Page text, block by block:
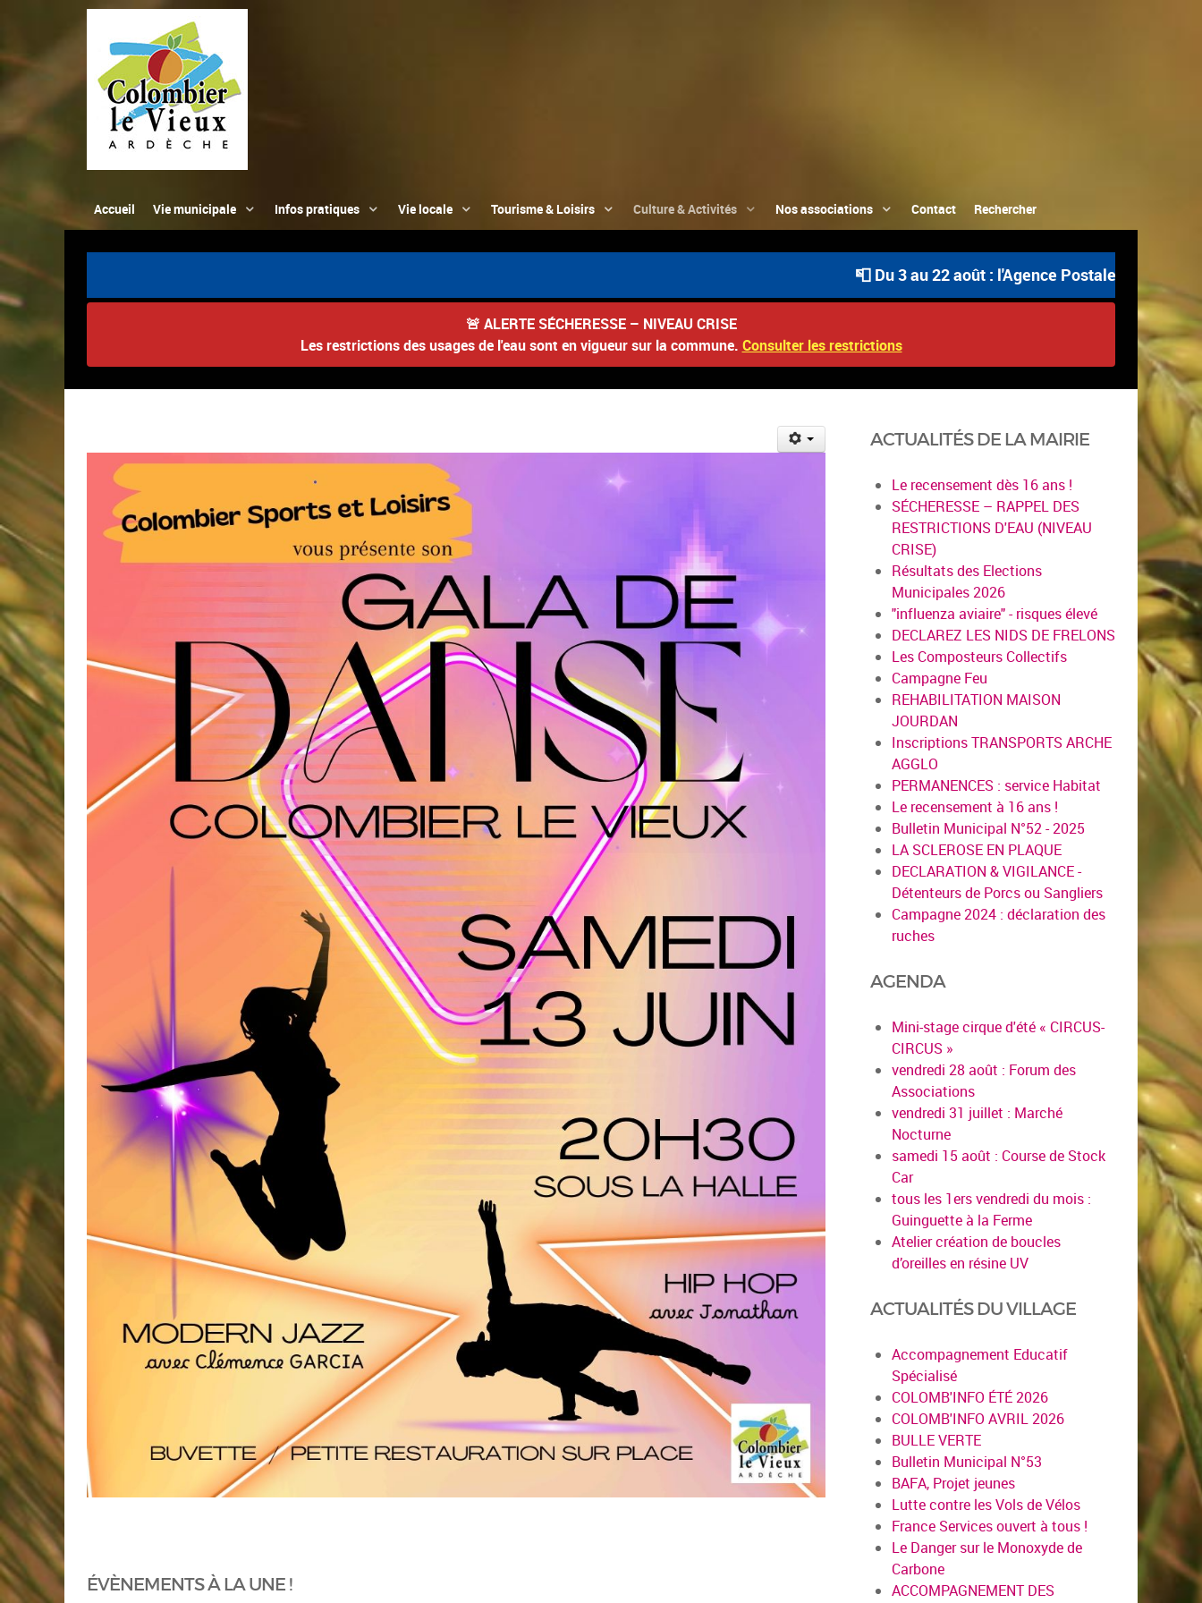
Accueil Vie municipale Infos pratiques Vie locale Tourisme & Loisirs Culture & Activités Nos associations Contact Rechercher
📮 Du 3 au 22 août : l'Agence Postale Communale
🚨 ALERTE SÉCHERESSE – NIVEAU CRISE
Les restrictions des usages de l'eau sont en vigueur sur la commune. Consulter les restrictions
ÉVÈNEMENTS À LA UNE !
ACTUALITÉS DE LA MAIRIE
Le recensement dès 16 ans !
SÉCHERESSE – RAPPEL DES
RESTRICTIONS D'EAU (NIVEAU
CRISE)
Résultats des Elections
Municipales 2026
"influenza aviaire" - risques élevé
DECLAREZ LES NIDS DE FRELONS
Les Composteurs Collectifs
Campagne Feu
REHABILITATION MAISON
JOURDAN
Inscriptions TRANSPORTS ARCHE
AGGLO
PERMANENCES : service Habitat
Le recensement à 16 ans !
Bulletin Municipal N°52 - 2025
LA SCLEROSE EN PLAQUE
DECLARATION & VIGILANCE -
Détenteurs de Porcs ou Sangliers
Campagne 2024 : déclaration des
ruches
AGENDA
Mini-stage cirque d'été « CIRCUS-
CIRCUS »
vendredi 28 août : Forum des
Associations
vendredi 31 juillet : Marché
Nocturne
samedi 15 août : Course de Stock
Car
tous les 1ers vendredi du mois :
Guinguette à la Ferme
Atelier création de boucles
d’oreilles en résine UV
ACTUALITÉS DU VILLAGE
Accompagnement Educatif
Spécialisé
COLOMB'INFO ÉTÉ 2026
COLOMB'INFO AVRIL 2026
BULLE VERTE
Bulletin Municipal N°53
BAFA, Projet jeunes
Lutte contre les Vols de Vélos
France Services ouvert à tous !
Le Danger sur le Monoxyde de
Carbone
ACCOMPAGNEMENT DES